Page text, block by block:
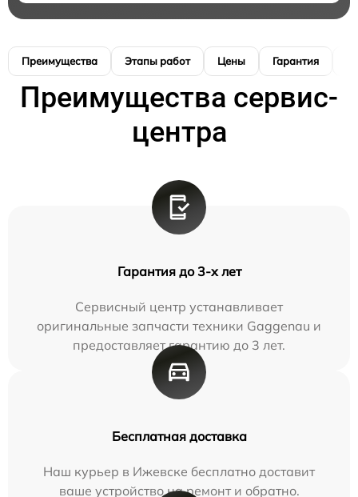
Преимущества Этапы работ Цены Гарантия
Преимущества сервис-
центра
Гарантия до 3-х лет
Сервисный центр устанавливает
оригинальные запчасти техники Gaggenau и
предоставляет гарантию до 3 лет.
Бесплатная доставка
Наш курьер в Ижевске бесплатно доставит
ваше устройство на ремонт и обратно.